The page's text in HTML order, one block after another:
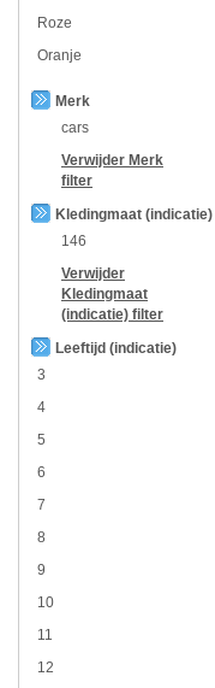
Roze
Oranje
Merk
cars
Verwijder Merk
filter
Kledingmaat (indicatie)
146
Verwijder
Kledingmaat
(indicatie) filter
Leeftijd (indicatie)
3
4
5
6
7
8
9
10
11
12